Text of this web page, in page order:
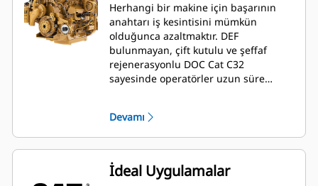
Herhangi bir makine için başarının
anahtarı iş kesintisini mümkün
olduğunca azaltmaktır. DEF
bulunmayan, çift kutulu ve şeffaf
rejenerasyonlu DOC Cat C32
sayesinde operatörler uzun süre
Devamı
İdeal Uygulamalar